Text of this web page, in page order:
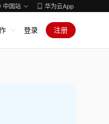
中国站 华为云App
登录 注册